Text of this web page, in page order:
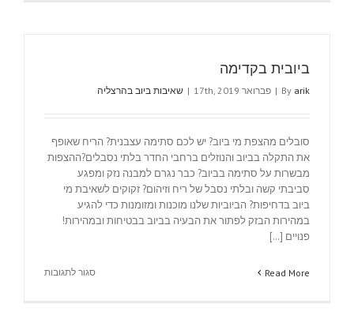
ביובית בקדימה
By arik
| פברואר 17th, 2019 | שאיבות ביוב בהרצליה
סובלים מהצפת מי ביוב? יש לכם סתימה עצבנית? הריח שאופף
את התקלה בביוב והנוזלים ברחבי החדר בלתי נסבלים?ההצפות
מבשרות על סתימה בביוב? כבר נגרם למבנה נזק ומפגע
סביבתי קשה ובלתי נסבל של ריח וזיהום? זקוקים לשאיבת מי
ביוב בדחיפות? הביוביות שלנו מוכנות ומזומנות כדי להגיע
במהירות הבזק לפתור את הבעיה בביוב בבטיחות ובמהירות!
פנויים [...]
Read More סגור לתגובותעל